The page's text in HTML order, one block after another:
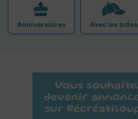
Anniversaires Avec les ados